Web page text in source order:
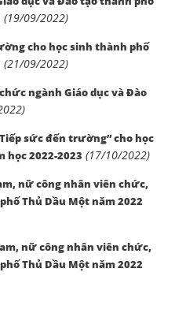
(19/09/2022)
cho học sinh thành phố
(21/09/2022)
ngành Giáo dục và Đào
sức đến trường” cho học
học 2022-2023 (17/10/2022)
nữ công nhân viên chức,
Thủ Dầu Một năm 2022
nữ công nhân viên chức,
Thủ Dầu Một năm 2022